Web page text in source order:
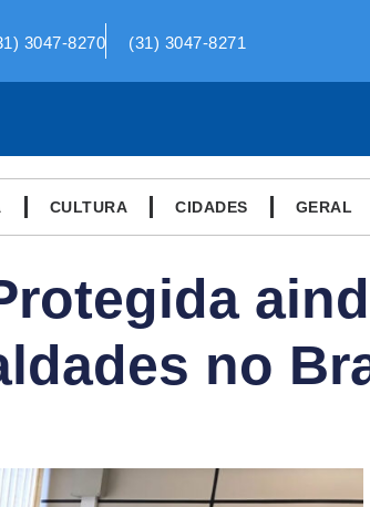
3047-8270 (31) 3047-8271
CULTURA CIDADES GERAL
no